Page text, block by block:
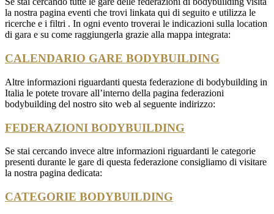
la nostra pagina eventi che trovi linkata qui di seguito e utilizza le
ricerche e i filtri . In ogni evento troverai le indicazioni sulla location
di gara e su come raggiungerla grazie alla mappa integrata:
CALENDARIO GARE BODYBUILDING
Altre informazioni riguardanti questa federazione di bodybuilding in
Italia le potete trovare all’interno della pagina federazioni
bodybuilding del nostro sito web al seguente indirizzo:
FEDERAZIONI BODYBUILDING
Se stai cercando invece altre informazioni riguardanti le categorie
presenti durante le gare di questa federazione consigliamo di visitare
la nostra pagina dedicata:
CATEGORIE BODYBUILDING